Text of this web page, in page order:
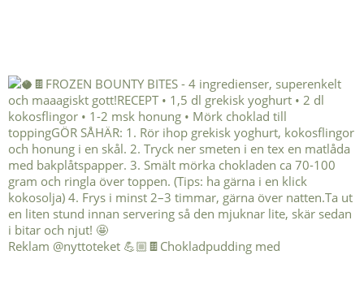
Reklam @nyttoteket 💪🏼🍫Chokladpudding med